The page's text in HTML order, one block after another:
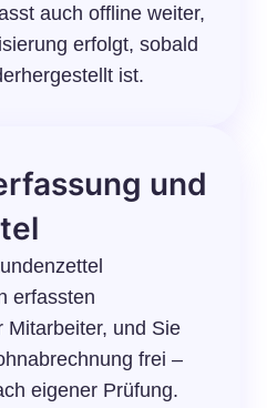
auch offline weiter,
erfolgt, sobald
ist.
und
erfassten
Mitarbeiter, und Sie
frei –
eigener Prüfung.